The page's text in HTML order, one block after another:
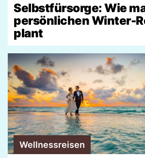
Selbstfürsorge: Wie
persönlichen Winter-
plant
Wellnessreisen